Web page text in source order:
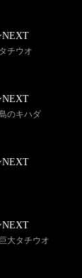
NEXT
チウオ
NEXT
のキハダ
NEXT
NEXT
大タチウオ